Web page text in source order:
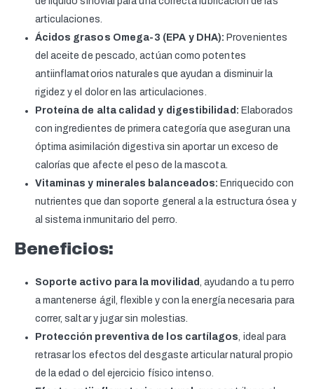
articulaciones.
Ácidos grasos Omega-3 (EPA y DHA): Provenientes
del aceite de pescado, actúan como potentes
antiinflamatorios naturales que ayudan a disminuir la
rigidez y el dolor en las articulaciones.
Proteína de alta calidad y digestibilidad: Elaborados
con ingredientes de primera categoría que aseguran una
óptima asimilación digestiva sin aportar un exceso de
calorías que afecte el peso de la mascota.
Vitaminas y minerales balanceados: Enriquecido con
nutrientes que dan soporte general a la estructura ósea y
al sistema inmunitario del perro.
Beneficios:
Soporte activo para la movilidad, ayudando a tu perro
a mantenerse ágil, flexible y con la energía necesaria para
correr, saltar y jugar sin molestias.
Protección preventiva de los cartílagos, ideal para
retrasar los efectos del desgaste articular natural propio
de la edad o del ejercicio físico intenso.